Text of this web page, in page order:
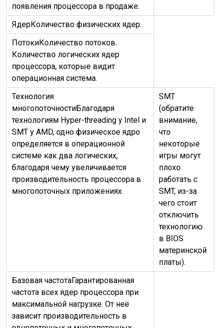
появления процессора в продаже.
ЯдерКоличество физических ядер.
ПотокиКоличество потоков.
Количество логических ядер
процессора, которые видит
операционная система.
Технология
многопоточностиБлагодаря
технологиям Hyper-threading у Intel и
SMT у AMD, одно физическое ядро
определяется в операционной
системе как два логических,
благодаря чему увеличивается
производительность процессора в
многопоточных приложениях.
SMT
(обратите
внимание,
что
некоторые
игры могут
плохо
работать с
SMT, из-за
чего стоит
отключить
технологию
в BIOS
материнской
платы).
Базовая частотаГарантированная
частота всех ядер процессора при
максимальной нагрузке. От неё
зависит производительность в